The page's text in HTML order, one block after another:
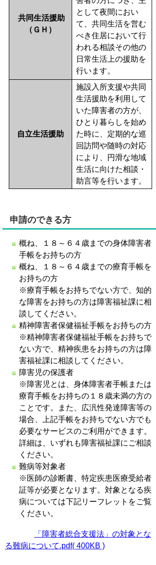
共同生活援助
（ＧＨ）
として夜間におい
て、共同生活を営む
べき住居において行
われる相談その他の
日常生活上の援助を
行います。
自立生活援助
施設入所支援や共同
生活援助を利用して
いた障害者の方が、
ひとり暮らしを始め
た時に、定期的な巡
回訪問や随時の対応
により、円滑な地域
生活に向けた相談・
助言等を行います。
申請のできる方
概ね、１８～６４歳までの身体障害者
手帳をお持ちの方
概ね、１８～６４歳までの療育手帳を
お持ちの方
※療育手帳をお持ちでない方で、知的
な障害をお持ちの方は障害福祉課に相
談してください。
精神障害者保健福祉手帳をお持ちの方
※精神障害者保健福祉手帳をお持ちで
ない方で、精神疾患をお持ちの方は障
害福祉課に相談してください。
障害児の保護者
※障害児とは、身体障害者手帳または
療育手帳をお持ちの１８歳未満の方の
ことです。また、広汎性発達障害等の
場合、上記手帳をお持ちでない方でも
必要なサービスのご利用ができます。
詳細は、いずれも障害福祉課にご相談
ください。
難病等対象者
※医師の診断書、特定疾患医療受給者
証等が必要となります。対象となる疾
病については下記リーフレットをご覧
ください。
「障害者総合支援法」の対象とな
る難病について.pdf( 400KB )